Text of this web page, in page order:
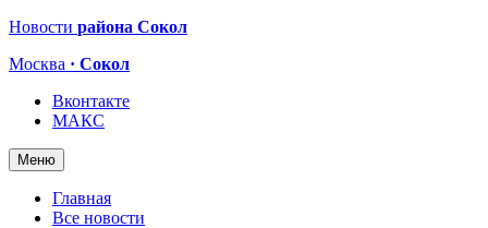
Новости района Сокол
Москва · Сокол
Вконтакте
МАКС
Меню
Главная
Все новости